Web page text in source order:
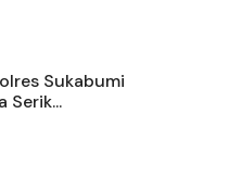
Sukabumi
Serik...